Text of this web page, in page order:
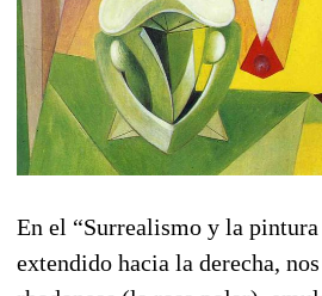
En el “Surrealismo y la
extendido hacia la derecha,